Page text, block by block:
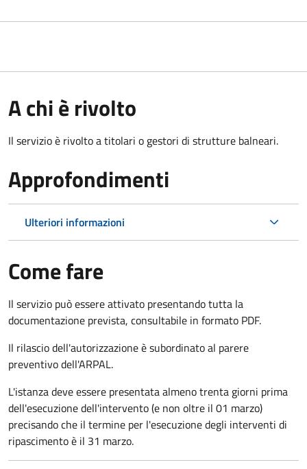
A chi è rivolto
Il servizio è rivolto a titolari o gestori di strutture balneari.
Approfondimenti
Ulteriori informazioni
Come fare
Il servizio può essere attivato presentando tutta la
documentazione prevista, consultabile in formato PDF.
Il rilascio dell'autorizzazione è subordinato al parere
preventivo dell'ARPAL.
L'istanza deve essere presentata almeno trenta giorni prima
dell'esecuzione dell'intervento (e non oltre il 01 marzo)
precisando che il termine per l'esecuzione degli interventi di
ripascimento è il 31 marzo.